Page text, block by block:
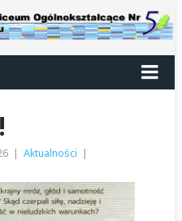
Aktualności